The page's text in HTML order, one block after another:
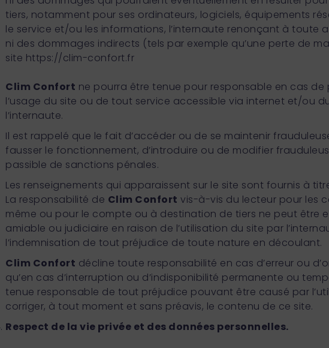
tiers, notamment pour ses ordinateurs, logiciels, équipements
le service et/ou les informations, l’internaute renonçant à toute
ni des dommages indirects (tels par exemple qu’une perte de
site https://clim-confort.fr
Clim Confort ne pourra être tenue pour responsable en cas de
l’usage du site ou de tout service accessible via internet et/ou
l’internaute.
Il est rappelé que le fait d’accéder ou de se maintenir
fausser le fonctionnement, d’introduire ou de modifier
passible de sanctions pénales.
Les renseignements qui apparaissent sur le site sont fournis à
La responsabilité de Clim Confort vis-à-vis du lecteur pour les
même ou pour le compte ou à destination de tiers ne peut être
amiable ou judiciaire en raison de l’utilisation du site par
l’indemnisation de tout préjudice de toute nature en découlant.
Clim Confort décline toute responsabilité en cas d’erreur ou
qu’en cas d’interruption ou d’indisponibilité permanente ou
tenue responsable de tout préjudice pouvant être causé par
corriger, à tout moment et sans préavis, le contenu de ce site.
Respect de la vie privée et des données personnelles.